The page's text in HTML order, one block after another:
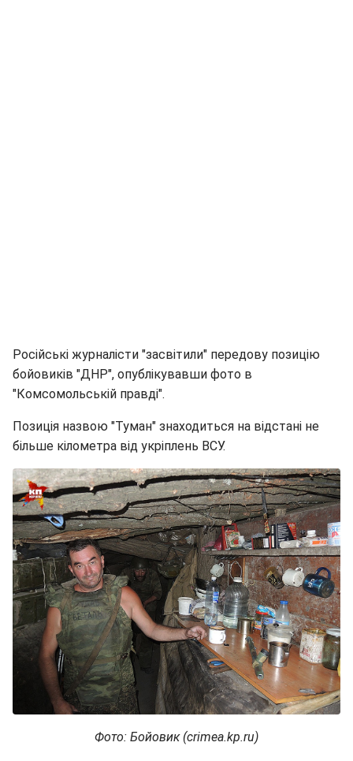
Російські журналісти "засвітили" передову позицію
бойовиків "ДНР", опублікувавши фото в
"Комсомольській правді".
Позиція назвою "Туман" знаходиться на відстані не
більше кілометра від укріплень ВСУ.
Фото: Бойовик (crimea.kp.ru)